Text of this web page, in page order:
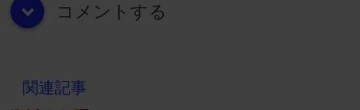
down コメントする
関連記事